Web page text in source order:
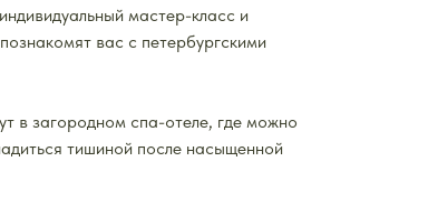
мастер-класс и
вас с петербургскими
в загородном спа-отеле, где можно
тишиной после насыщенной